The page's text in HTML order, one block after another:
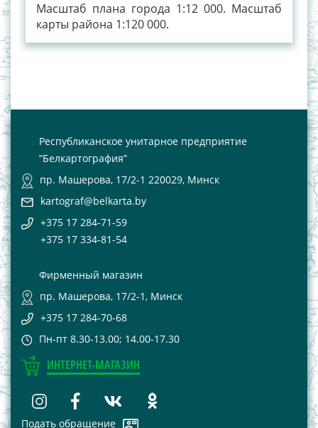
Масштаб плана города 1:12 000. Масштаб
карты района 1:120 000.
Республиканское унитарное предприятие
“Белкартография”
пр. Машерова, 17/2-1 220029, Минск
kartograf@belkarta.by
+375 17 284-71-59
+375 17 334-81-54
Фирменный магазин
пр. Машерова, 17/2-1, Минск
+375 17 284-70-68
Пн-пт 8.30-13.00; 14.00-17.30
ИНТЕРНЕТ-МАГАЗИН
Подать обращение